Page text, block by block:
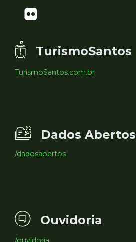
TurismoSantos
TurismoSantos.com.br
Dados Abertos
/dadosabertos
Ouvidoria